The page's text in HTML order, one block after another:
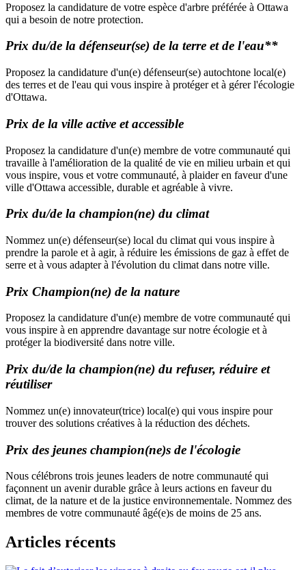
Proposez la candidature de votre espèce d'arbre préférée à Ottawa
qui a besoin de notre protection.
Prix du/de la défenseur(se) de la terre et de l'eau**
Proposez la candidature d'un(e) défenseur(se) autochtone local(e)
des terres et de l'eau qui vous inspire à protéger et à gérer l'écologie
d'Ottawa.
Prix de la ville active et accessible
Proposez la candidature d'un(e) membre de votre communauté qui
travaille à l'amélioration de la qualité de vie en milieu urbain et qui
vous inspire, vous et votre communauté, à plaider en faveur d'une
ville d'Ottawa accessible, durable et agréable à vivre.
Prix du/de la champion(ne) du climat
Nommez un(e) défenseur(se) local du climat qui vous inspire à
prendre la parole et à agir, à réduire les émissions de gaz à effet de
serre et à vous adapter à l'évolution du climat dans notre ville.
Prix Champion(ne) de la nature
Proposez la candidature d'un(e) membre de votre communauté qui
vous inspire à en apprendre davantage sur notre écologie et à
protéger la biodiversité dans notre ville.
Prix du/de la champion(ne) du refuser, réduire et
réutiliser
Nommez un(e) innovateur(trice) local(e) qui vous inspire pour
trouver des solutions créatives à la réduction des déchets.
Prix des jeunes champion(ne)s de l'écologie
Nous célébrons trois jeunes leaders de notre communauté qui
façonnent un avenir durable grâce à leurs actions en faveur du
climat, de la nature et de la justice environnementale. Nommez des
membres de votre communauté âgé(e)s de moins de 25 ans.
Articles récents